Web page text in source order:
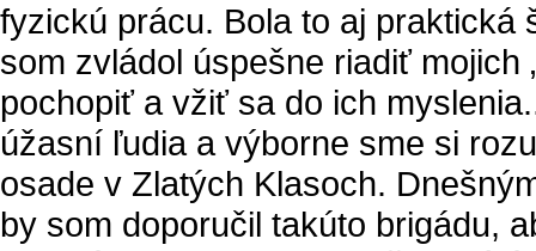
fyzickú prácu. Bola to aj praktická
som zvládol úspešne riadiť mojich
pochopiť a vžiť sa do ich
úžasní ľudia a výborne sme si
osade v Zlatých Klasoch.
by som doporučil takúto brigádu,